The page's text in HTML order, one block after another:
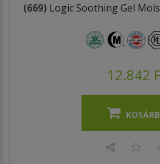
(669) Logic Soothing Gel
12.842